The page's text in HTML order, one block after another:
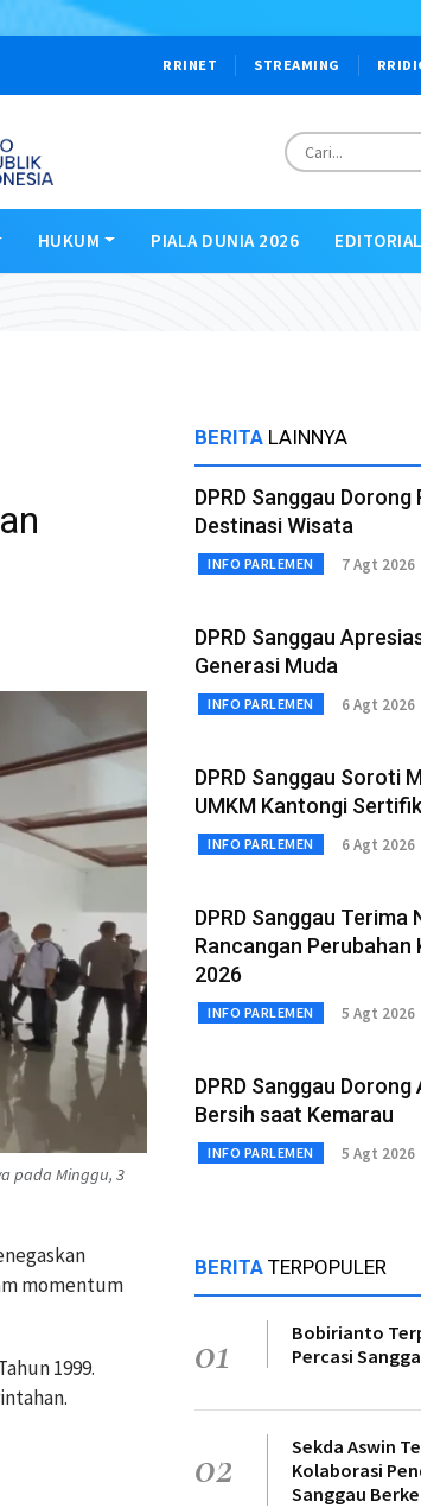
RRINET STREAMING
HUKUM PIALA DUNIA 2026 EDITORIAL
pada Minggu, 3
momentum
1999.
BERITA LAINNYA
DPRD Sanggau Dorong
Destinasi Wisata
INFO PARLEMEN 7 Agt 2026
DPRD Sanggau
Generasi Muda
INFO PARLEMEN 6 Agt 2026
DPRD Sanggau Soroti
UMKM Kantongi
INFO PARLEMEN 6 Agt 2026
DPRD Sanggau Terima
Rancangan Perubahan
2026
INFO PARLEMEN 5 Agt 2026
DPRD Sanggau Dorong
Bersih saat Kemarau
INFO PARLEMEN 5 Agt 2026
BERITA TERPOPULER
01
Bobirianto
Percasi
02
Sekda Aswin
Kolaborasi
Sanggau